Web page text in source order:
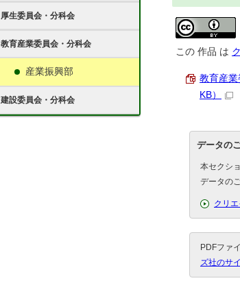
この 作品 は
教育産
KB）
データの
本セクシ
データの
クリ
PDFファ
ズ社のサ
厚生委員会・分科会
教育産業委員会・分科会
産業振興部
建設委員会・分科会